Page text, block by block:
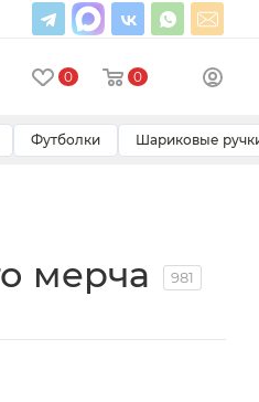
0 0
Футболки Шариковые
мерча 981